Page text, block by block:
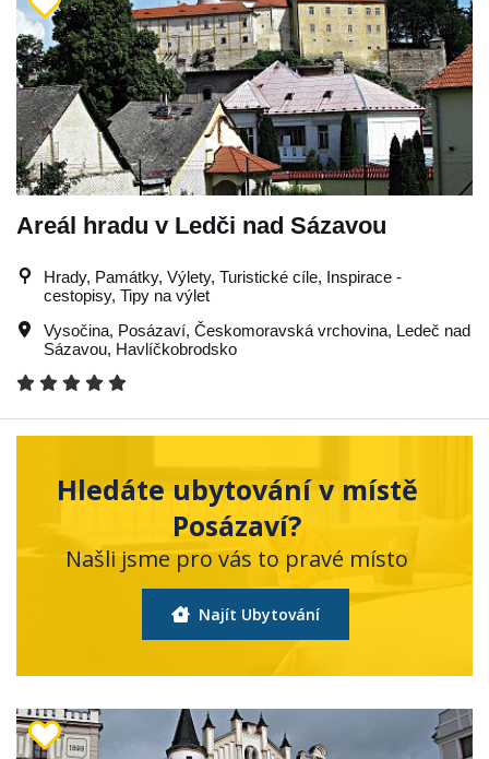
Areál hradu v Ledči nad Sázavou
Hrady, Památky, Výlety, Turistické cíle, Inspirace -
cestopisy, Tipy na výlet
Vysočina, Posázaví, Českomoravská vrchovina, Ledeč nad
Sázavou, Havlíčkobrodsko
Hledáte ubytování v místě
Posázaví?
Našli jsme pro vás to pravé místo
Najít Ubytování